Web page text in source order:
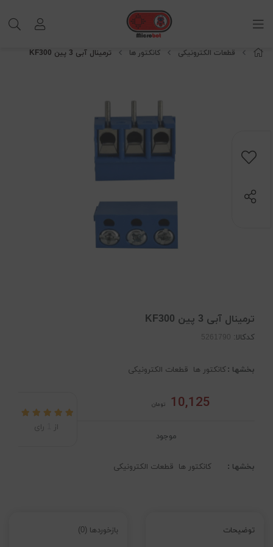
قطعات الکترونیکی کانکتور ها ترمینال آبی 3 پین KF300
ترمینال آبی 3 پین KF300
کدکالا:
بخشها :کانکتور ها قطعات الکترونیکی
10,125 تومان
موجود
از رای
بخشها : کانکتور ها قطعات الکترونیکی
توضیحات بازخوردها (0)